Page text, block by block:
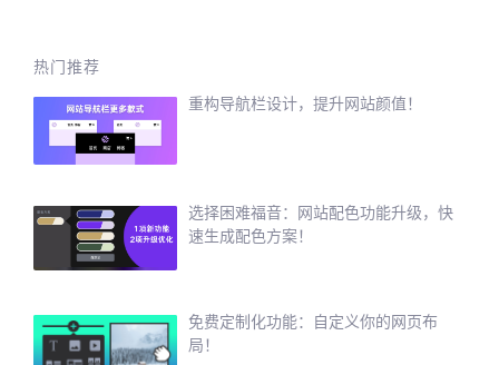
热门推荐
重构导航栏设计，提升网站颜值！
选择困难福音：网站配色功能升级，快
速生成配色方案！
免费定制化功能：自定义你的网页布
局！